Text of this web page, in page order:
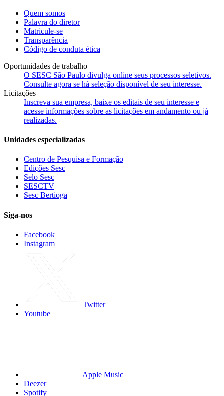
Quem somos
Palavra do diretor
Matricule-se
Transparência
Código de conduta ética
Oportunidades de trabalho
O SESC São Paulo divulga online seus processos seletivos.
Consulte agora se há seleção disponível de seu interesse.
Licitações
Inscreva sua empresa, baixe os editais de seu interesse e
acesse informações sobre as licitações em andamento ou já
realizadas.
Unidades especializadas
Centro de Pesquisa e Formação
Edições Sesc
Selo Sesc
SESCTV
Sesc Bertioga
Siga-nos
Facebook
Instagram
Twitter
Youtube
Apple Music
Deezer
Spotify